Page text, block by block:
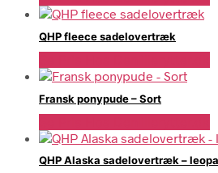
QHP fleece sadelovertræk
Fransk ponypude – Sort
QHP Alaska sadelovertræk –